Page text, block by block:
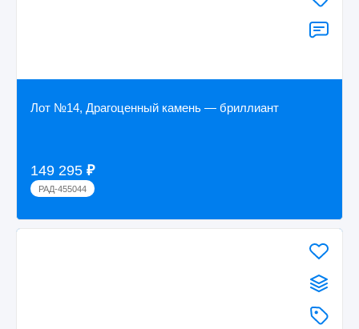
Лот №14, Драгоценный камень — бриллиант
149 295 ₽
РАД-455044